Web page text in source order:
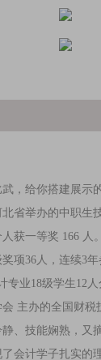
，给你搭建展示
省举办的中职生
获一等奖 166 人
项36人，连续3
专业18级学生12
主办的全国财税
、技能娴熟，又
会计学子扎实的